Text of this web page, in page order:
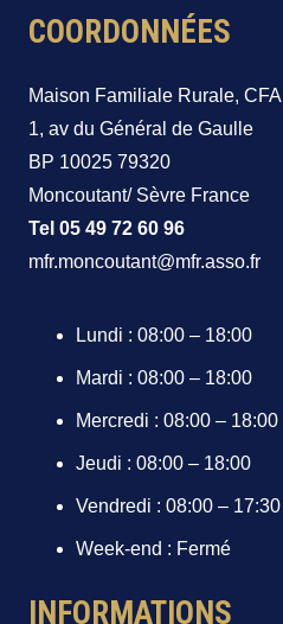
COORDONNÉES
Maison Familiale Rurale, CFA
1, av du Général de Gaulle
BP 10025 79320
Moncoutant/ Sèvre France
Tel 05 49 72 60 96
mfr.moncoutant@mfr.asso.fr
Lundi : 08:00 – 18:00
Mardi : 08:00 – 18:00
Mercredi : 08:00 – 18:00
Jeudi : 08:00 – 18:00
Vendredi : 08:00 – 17:30
Week-end : Fermé
INFORMATIONS